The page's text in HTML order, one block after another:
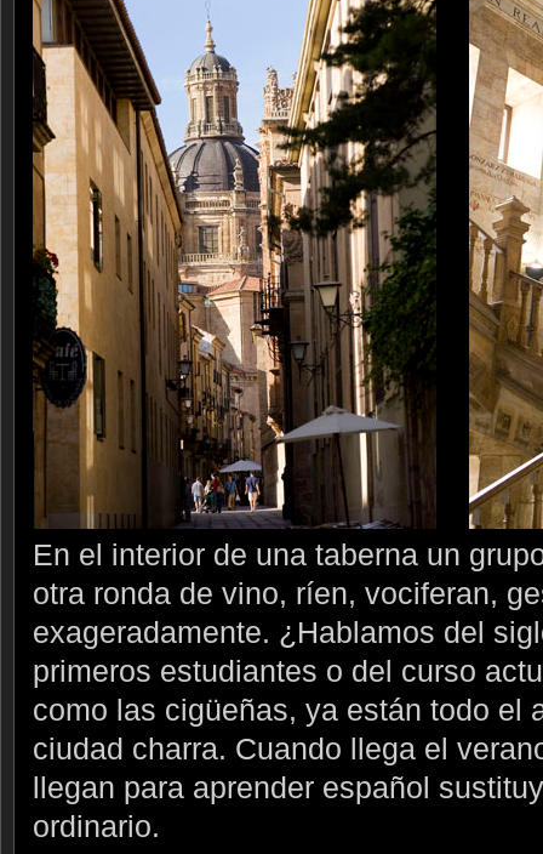
En el interior de una taberna un
otra ronda de vino, ríen, vociferan,
exageradamente. ¿Hablamos del
primeros estudiantes o del curso
como las cigüeñas, ya están todo el
ciudad charra. Cuando llega el
llegan para aprender español
ordinario.